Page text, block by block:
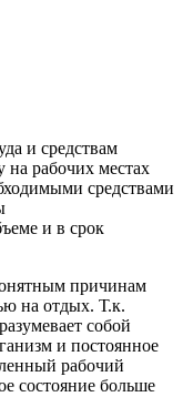
и средствам
рабочих местах
средствами
и в срок
причинам
на отдых. Т.к.
собой
и постоянное
рабочий
состояние больше